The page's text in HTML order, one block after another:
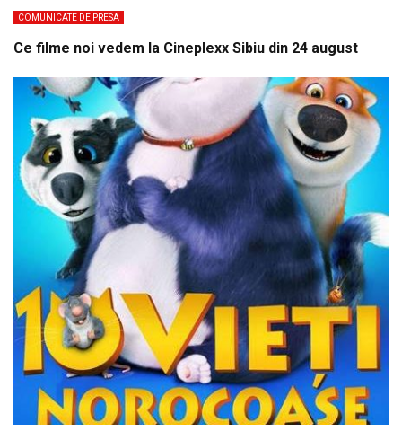
COMUNICATE DE PRESA
Ce filme noi vedem la Cineplexx Sibiu din 24 august